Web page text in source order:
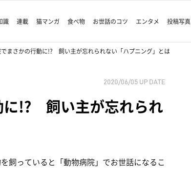
識 連載 猫マンガ 食べ物 お世話のコツ エンタメ 投稿写真
まさかの行動に!? 飼い主が忘れられない「ハプニング」とは
2020/06/05 UP DATE
に!? 飼い主が忘れられ
飼っていると「動物病院」でお世話になるこ